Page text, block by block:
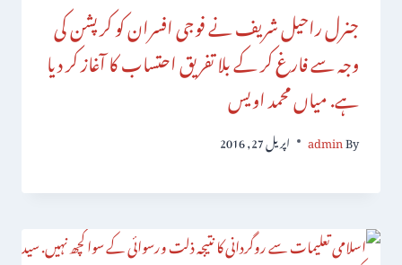
جنرل راحیل شریف نے فوجی افسران کو کرپشن کی
وجہ سے فارغ کر کے بلا تفریق احتساب کا آغاز کر دیا
ہے. میاں محمد اویس
By
admin اپریل 27, 2016